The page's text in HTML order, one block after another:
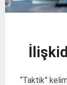
“Taktik”